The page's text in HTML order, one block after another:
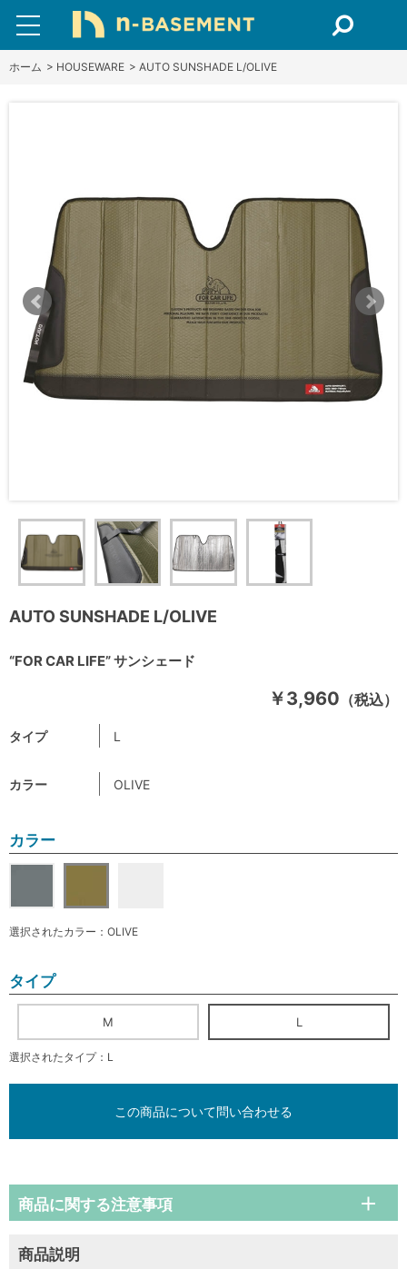
ホーム > HOUSEWARE > AUTO SUNSHADE L/OLIVE
AUTO SUNSHADE L/OLIVE
“FOR CAR LIFE” サンシェード
￥3,960 （税込）
タイプ L
カラー OLIVE
カラー
選択されたカラー：OLIVE
タイプ
M L
選択されたタイプ：L
この商品について問い合わせる
商品説明
商品に関する注意事項